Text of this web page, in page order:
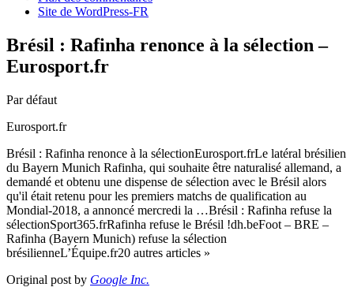
Site de WordPress-FR
Brésil : Rafinha renonce à la sélection –
Eurosport.fr
Par défaut
Eurosport.fr
Brésil : Rafinha renonce à la sélectionEurosport.frLe latéral brésilien
du Bayern Munich Rafinha, qui souhaite être naturalisé allemand, a
demandé et obtenu une dispense de sélection avec le Brésil alors
qu'il était retenu pour les premiers matchs de qualification au
Mondial-2018, a annoncé mercredi la …Brésil : Rafinha refuse la
sélectionSport365.frRafinha refuse le Brésil !dh.beFoot – BRE –
Rafinha (Bayern Munich) refuse la sélection
brésilienneL’Équipe.fr20 autres articles »
Original post by Google Inc.